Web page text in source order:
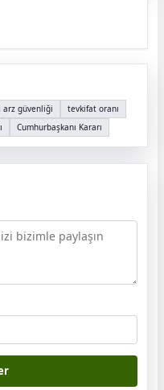
arz güvenliği
tevkifat oranı
Cumhurbaşkanı Kararı